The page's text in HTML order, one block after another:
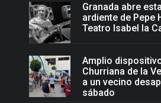
Granada abre
ardiente de Pepe
Teatro Isabel la
Amplio
Churriana de la
a un vecino
sábado